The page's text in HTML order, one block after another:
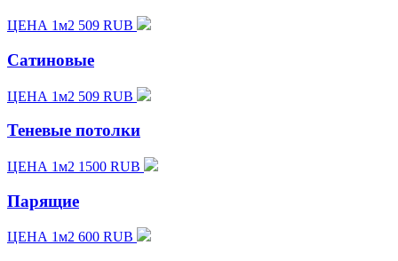
ЦЕНА 1м2 509 RUB
Сатиновые
ЦЕНА 1м2 509 RUB
Теневые потолки
ЦЕНА 1м2 1500 RUB
Парящие
ЦЕНА 1м2 600 RUB